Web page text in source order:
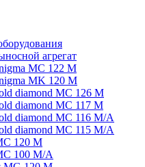
агрегат
MC 122 M
MK 120 M
diamond MC 126 M
diamond MC 117 M
diamond MC 116 M/A
diamond MC 115 M/A
120 M
100 M/A